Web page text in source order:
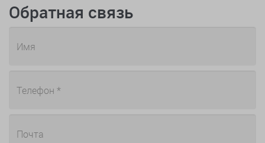
Обратная связь